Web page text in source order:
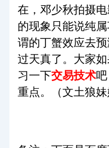
在，邓少秋拍摄
的现象只能说纯
谓的丁蟹效应去
过天真了。大家
习一下交易技术
重点。（文土狼妹